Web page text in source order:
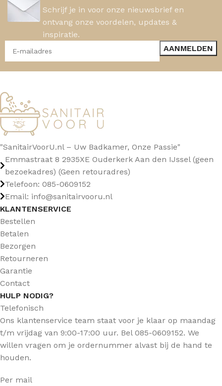
Schrijf je in voor onze nieuwsbrief en
ontvang onze voordelen, updates &
inspiratie.
"SanitairVoorU.nl – Uw Badkamer, Onze Passie"
Emmastraat 8 2935XE Ouderkerk Aan den IJssel (geen
bezoekadres) (Geen retouradres)
Telefoon: 085-0609152
Email: info@sanitairvooru.nl
KLANTENSERVICE
Bestellen
Betalen
Bezorgen
Retourneren
Garantie
Contact
HULP NODIG?
Telefonisch
Ons klantenservice team staat voor je klaar op maandag
t/m vrijdag van 9:00-17:00 uur. Bel 085-0609152. We
willen vragen om je ordernummer alvast bij de hand te
houden.
Per mail